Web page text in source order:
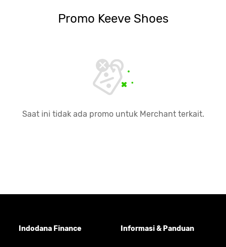
Promo Keeve Shoes
Saat ini tidak ada promo untuk Merchant terkait.
Indodana Finance Informasi & Panduan